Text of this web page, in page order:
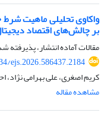
واکاوی تحلیلی ماهیت شرط
بر چالش‌های اقتصاد
مقالات آماده انتشار، پذیرفته
ejs.2026.586437.2184
کریم اصغری، علی بهرامی نژاد،
مشاهده مقاله